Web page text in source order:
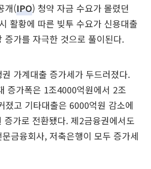
개(IPO) 청약 자금 수요가 몰렸던
활황에 따른 빚투 수요가 신용대출
증가를 자극한 것으로 풀이된다.
가계대출 증가세가 두드러졌다.
증가폭은 1조4000억원에서 2조
졌고 기타대출은 6000억원 감소에
증가로 전환됐다. 제2금융권에서도
금융회사, 저축은행이 모두 증가세